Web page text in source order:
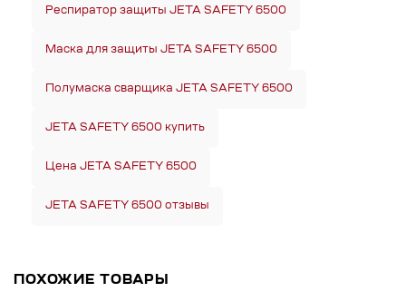
Респиратор защиты JETA SAFETY 6500
Маска для защиты JETA SAFETY 6500
Полумаска сварщика JETA SAFETY 6500
JETA SAFETY 6500 купить
Цена JETA SAFETY 6500
JETA SAFETY 6500 отзывы
ПОХОЖИЕ ТОВАРЫ